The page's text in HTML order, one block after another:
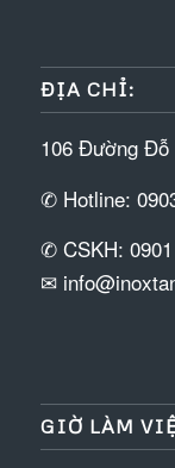
ĐỊA CHỈ:
106 Đường Đỗ
✆ Hotline:
✆ CSKH:
✉
GIỜ LÀM